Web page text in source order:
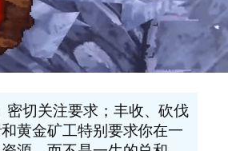
密切关注要求；丰收、砍伐
黄金矿工特别要求你在一